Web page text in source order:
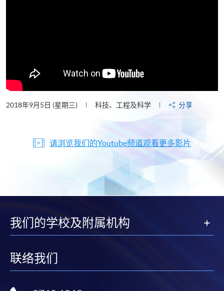
2018年9月5日 (星期三) 科技、工程及科学 分享
请浏览我们的Youtube频道观看更多影片
我们的学校及附属机构
联络我们